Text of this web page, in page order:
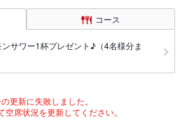
コース
サワー1杯プレゼント♪（4名様分ま
更新に失敗しました。
席状況を更新してください。